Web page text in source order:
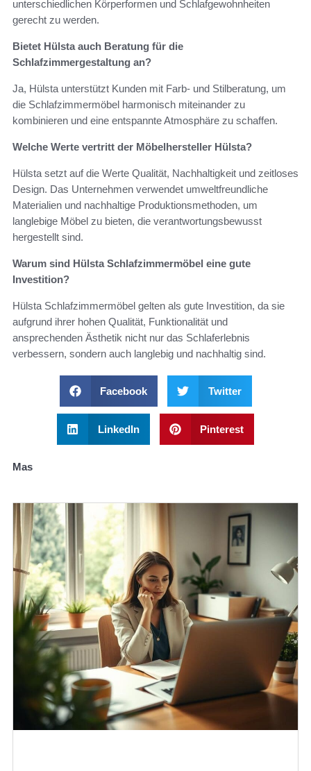
unterschiedlichen Körperformen und Schlafgewohnheiten
gerecht zu werden.
Bietet Hülsta auch Beratung für die
Schlafzimmergestaltung an?
Ja, Hülsta unterstützt Kunden mit Farb- und Stilberatung, um
die Schlafzimmermöbel harmonisch miteinander zu
kombinieren und eine entspannte Atmosphäre zu schaffen.
Welche Werte vertritt der Möbelhersteller Hülsta?
Hülsta setzt auf die Werte Qualität, Nachhaltigkeit und zeitloses
Design. Das Unternehmen verwendet umweltfreundliche
Materialien und nachhaltige Produktionsmethoden, um
langlebige Möbel zu bieten, die verantwortungsbewusst
hergestellt sind.
Warum sind Hülsta Schlafzimmermöbel eine gute
Investition?
Hülsta Schlafzimmermöbel gelten als gute Investition, da sie
aufgrund ihrer hohen Qualität, Funktionalität und
ansprechenden Ästhetik nicht nur das Schlaferlebnis
verbessern, sondern auch langlebig und nachhaltig sind.
Facebook Twitter
LinkedIn Pinterest
Mas